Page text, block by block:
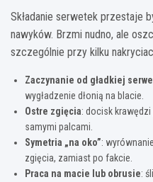
Składanie serwetek przestaje
nawyków. Brzmi nudno, ale
szczególnie przy kilku
Zaczynanie od gładkiej
wygładzenie dłonią na blacie.
Ostre zgięcia: docisk
samymi palcami.
Symetria „na oko”:
zgięcia, zamiast po fakcie.
Praca na macie lub obrusie: